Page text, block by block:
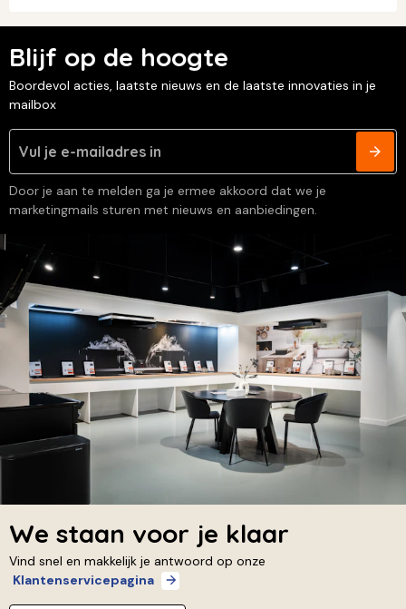
Blijf op de hoogte
Boordevol acties, laatste nieuws en de laatste innovaties in je
mailbox
Door je aan te melden ga je ermee akkoord dat we je
marketingmails sturen met nieuws en aanbiedingen.
We staan voor je klaar
Vind snel en makkelijk je antwoord op onze
Klantenservicepagina